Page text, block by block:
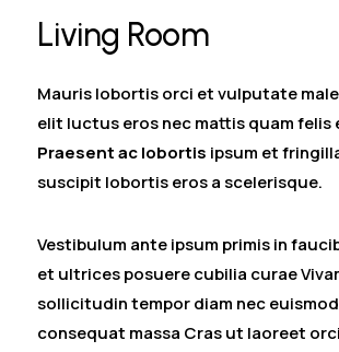
Living Room
Mauris lobortis orci et vulputate
elit luctus eros nec mattis quam felis
Praesent ac lobortis ipsum et
suscipit lobortis eros a scelerisque.
Vestibulum ante ipsum primis in
et ultrices posuere cubilia curae
sollicitudin tempor diam nec
consequat massa Cras ut laoreet